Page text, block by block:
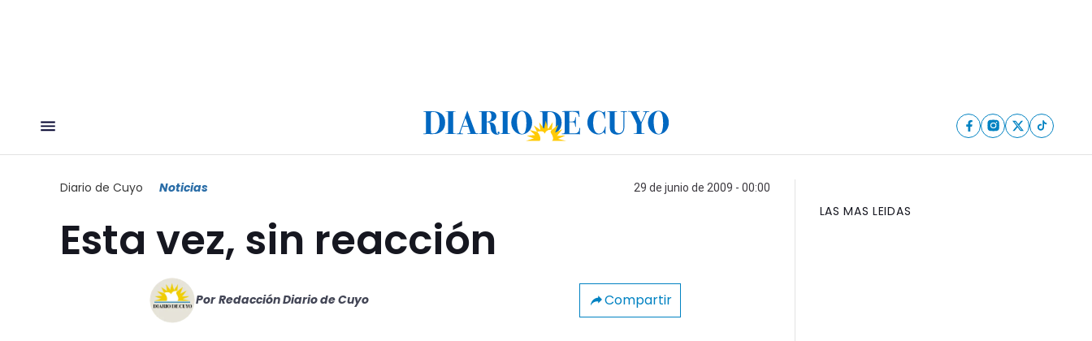
Diario de Cuyo Noticias 29 de junio de 2009 - 00:00
Esta vez, sin reacción
Por Redacción Diario de Cuyo Compartir
LAS MAS LEIDAS